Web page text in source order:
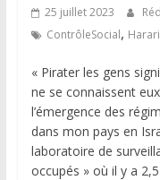
25 juillet 2023
ContrôleSocial, Harari
« Pirater les gens
ne se connaissent
l’émergence des
dans mon pays en
laboratoire de
occupés » où il y a